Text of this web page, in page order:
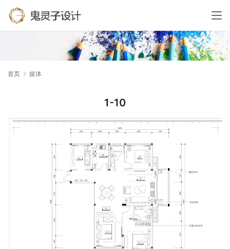
首页 媒体
1-10